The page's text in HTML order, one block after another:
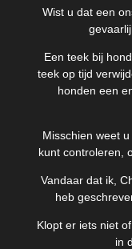
Wist u dat een
Een teek bij
teek op tijd
honden een
Misschien weet
kunt controleren,
Vandaar dat ik,
heb
Klopt er iets niet
in